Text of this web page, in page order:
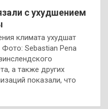
с ухудшением
климата ухудшат
Sebastian Pena
а также других
показали, что